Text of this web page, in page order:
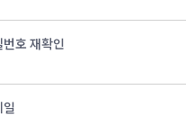
번호 재확인
일